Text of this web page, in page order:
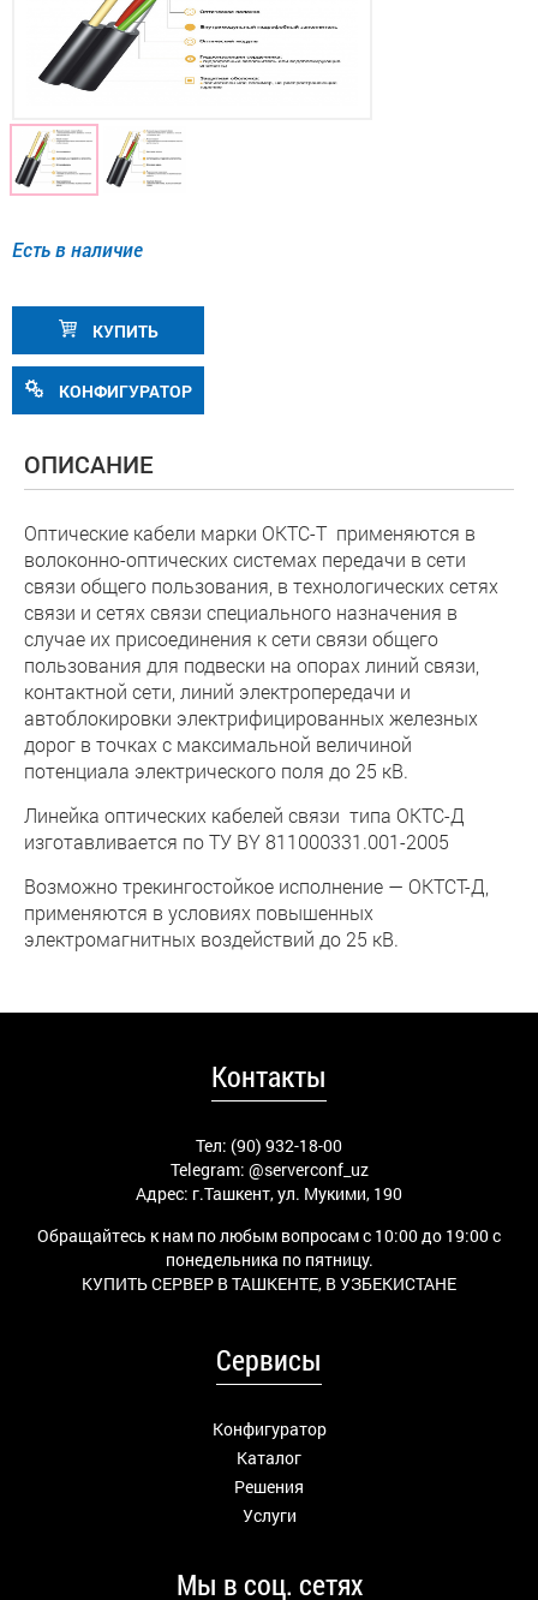
Есть в наличие
КУПИТЬ
КОНФИГУРАТОР
ОПИСАНИЕ
Оптические кабели марки ОКТС-Т применяются в
волоконно-оптических системах передачи в сети
связи общего пользования, в технологических сетях
связи и сетях связи специального назначения в
случае их присоединения к сети связи общего
пользования для подвески на опорах линий связи,
контактной сети, линий электропередачи и
автоблокировки электрифицированных железных
дорог в точках с максимальной величиной
потенциала электрического поля до 25 кВ.
Линейка оптических кабелей связи типа ОКТС-Д
изготавливается по ТУ BY 811000331.001-2005
Возможно трекингостойкое исполнение — ОКТСТ-Д,
применяются в условиях повышенных
электромагнитных воздействий до 25 кВ.
Контакты
Тел: (90) 932-18-00
Telegram: @serverconf_uz
Адрес: г.Ташкент, ул. Мукими, 190
Обращайтесь к нам по любым вопросам с 10:00 до 19:00 с
понедельника по пятницу.
КУПИТЬ СЕРВЕР В ТАШКЕНТЕ, В УЗБЕКИСТАНЕ
Сервисы
Конфигуратор
Каталог
Решения
Услуги
Мы в соц. сетях